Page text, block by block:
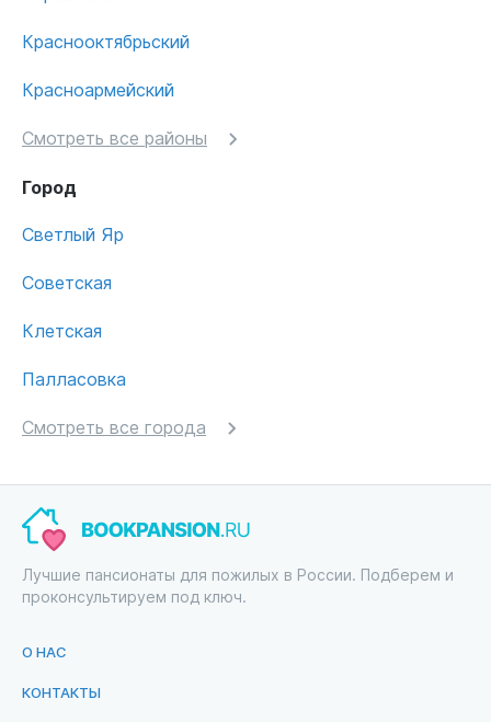
Краснооктябрьский
Красноармейский
Смотреть все районы
Город
Светлый Яр
Советская
Клетская
Палласовка
Смотреть все города
Лучшие пансионаты для пожилых в России. Подберем и
проконсультируем под ключ.
О НАС
КОНТАКТЫ